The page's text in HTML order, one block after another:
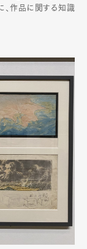
、作品に関する知識